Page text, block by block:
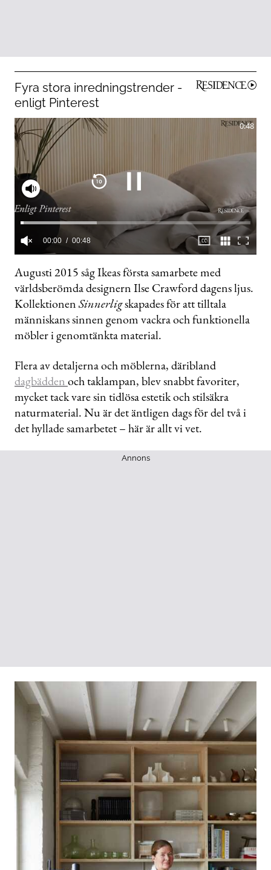
Fyra stora inredningstrender -
enligt Pinterest
0:48
0
seconds
of
48
00:01 00:48
Augusti 2015 såg Ikeas första samarbete med
världsberömda designern Ilse Crawford dagens ljus.
KollektionenSinnerligskapades för att tilltala
människans sinnen genom vackra och funktionella
möbler i genomtänkta material.
Flera av detaljerna och möblerna, däribland
dagbäddenoch taklampan, blev snabbt favoriter,
mycket tack vare sin tidlösa estetik och stilsäkra
naturmaterial. Nu är det äntligen dags för del två i
det hyllade samarbetet – här är allt vi vet.
Annons